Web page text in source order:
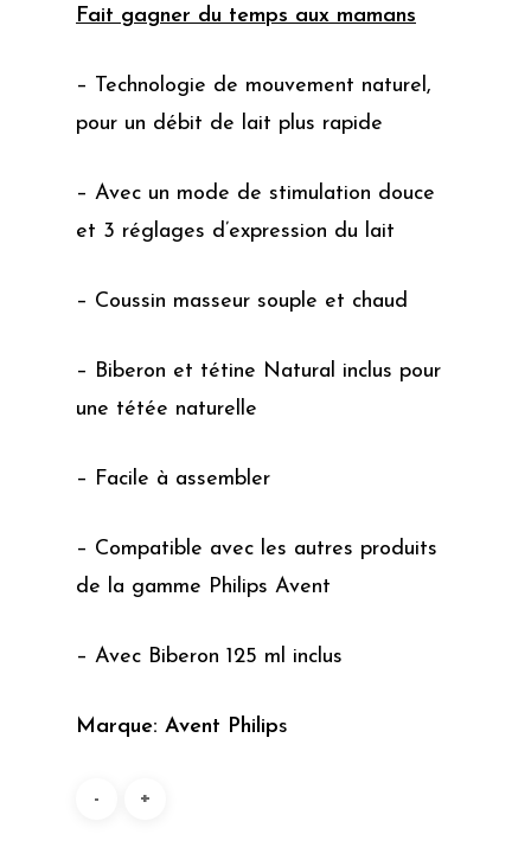
Fait gagner du temps aux mamans
– Technologie de mouvement naturel,
pour un débit de lait plus rapide
– Avec un mode de stimulation douce
et 3 réglages d’expression du lait
– Coussin masseur souple et chaud
– Biberon et tétine Natural inclus pour
une tétée naturelle
– Facile à assembler
– Compatible avec les autres produits
de la gamme Philips Avent
– Avec Biberon 125 ml inclus
Marque: Avent Philips